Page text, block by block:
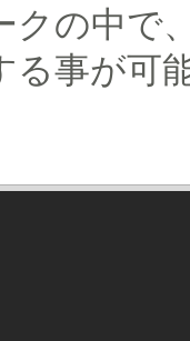
クの中で
る事が可